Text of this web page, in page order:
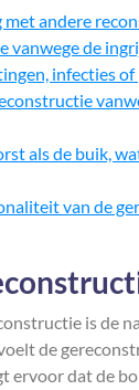
andere
de
infecties
als de buik,
van de
is de
de
dat de